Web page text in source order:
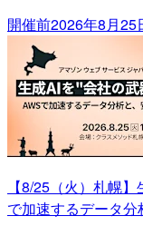
開催前2026年8月25
【8/25（火）札幌
で加速するデータ